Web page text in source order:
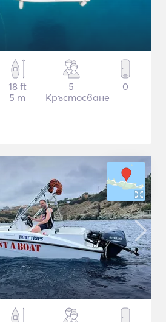
18 ft
5 m
5
Кръстосване
0